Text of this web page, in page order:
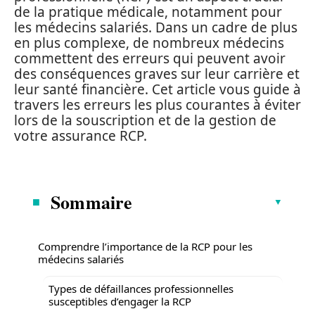
de la pratique médicale, notamment pour
les médecins salariés. Dans un cadre de plus
en plus complexe, de nombreux médecins
commettent des erreurs qui peuvent avoir
des conséquences graves sur leur carrière et
leur santé financière. Cet article vous guide à
travers les erreurs les plus courantes à éviter
lors de la souscription et de la gestion de
votre assurance RCP.
Sommaire
Comprendre l’importance de la RCP pour les
médecins salariés
Types de défaillances professionnelles
susceptibles d’engager la RCP